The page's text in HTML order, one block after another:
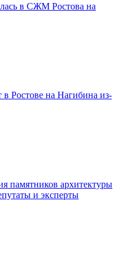
в СЖМ Ростова на
Ростове на Нагибина из-
памятников архитектуры
и эксперты